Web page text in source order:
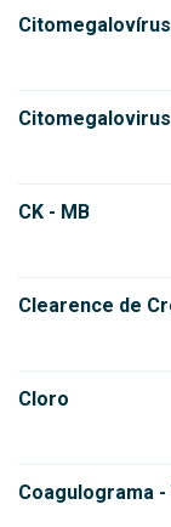
Citomegalovírus
Citomegalovirus
CK - MB
Clearence de
Cloro
Coagulograma